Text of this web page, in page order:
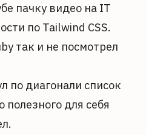
пачку видео на IT
по Tailwind CSS.
так и не посмотрел
по диагонали список
полезного для себя